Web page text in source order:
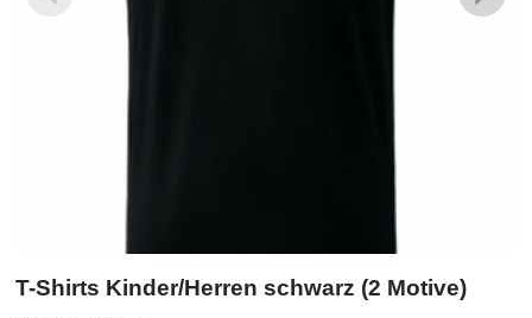
T-Shirts Kinder/Herren schwarz (2 Motive)